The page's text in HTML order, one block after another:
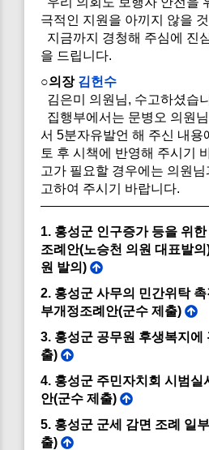
극적인 지원을 아끼지 않을
지금까지 경청해 주심에 진
을 드립니다.
○의장 김헌수
김은미 의원님, 수고하셨습
집행부에서는 문병오 의원
서 5분자유발언 해 주신 내용
토 후 시책에 반영해 주시기
고가 필요할 경우에는 의원
고하여 주시기 바랍니다.
1. 홍성군 인구증가 등을 위
조례안(노승천 의원 대표발의
원 발의)
2. 홍성군 사무의 민간위탁
부개정조례안(군수 제출)
3. 홍성군 공무원 후생복지에
출)
4. 홍성군 주민자치회 시범실
안(군수 제출)
5. 홍성군 군세 감면 조례 일
출)